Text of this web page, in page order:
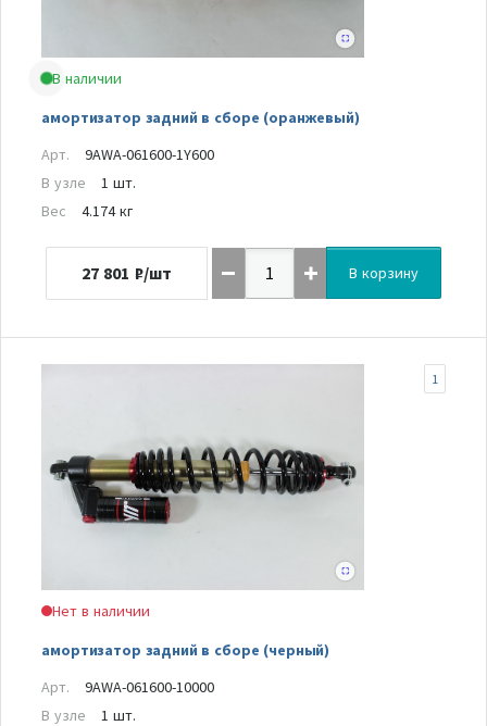
В наличии
амортизатор задний в сборе (оранжевый)
Арт.
9AWA-061600-1Y600
В узле
1 шт.
Вес
4.174 кг
27 801 ₽/шт В корзину
Нет в наличии
амортизатор задний в сборе (черный)
1
Арт.
9AWA-061600-10000
В узле
1 шт.